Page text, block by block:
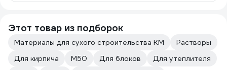
Этот товар из подборок
Материалы для сухого строительства КМ
Растворы
Для кирпича
М50 Для блоков
Для утеплителя